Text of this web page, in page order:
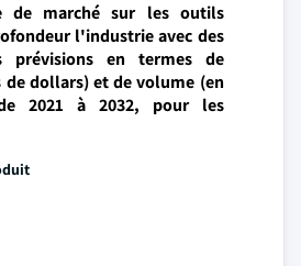
de marché sur les outils
l'industrie avec des
prévisions en termes de
dollars) et de volume (en
2021 à 2032, pour les